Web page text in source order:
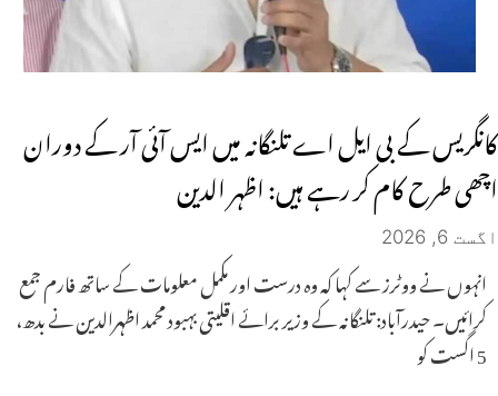
کانگریس کے بی ایل اے تلنگانہ میں ایس آئی آر کے دوران
اچھی طرح کام کر رہے ہیں: اظہر الدین
اگست 6, 2026
انہوں نے ووٹرز سے کہا کہ وہ درست اور مکمل معلومات کے ساتھ فارم جمع
کرائیں۔ حیدرآباد: تلنگانہ کے وزیر برائے اقلیتی بہبود محمد اظہرالدین نے بدھ،
5 اگست کو